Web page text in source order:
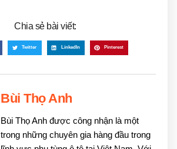
Chia sẻ bài viết:
Twitter LinkedIn Pinterest
Bùi Thọ Anh
Bùi Thọ Anh được công nhận là một
trong những chuyên gia hàng đầu trong